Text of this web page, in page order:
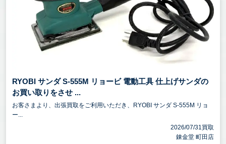
RYOBI サンダ S-555M リョービ 電動工具 仕上げサンダの
お買い取りをさせ ...
お客さまより、出張買取をご利用いただき、RYOBI サンダ S-555M リョ
ー...
2026/07/31買取
錬金堂 町田店